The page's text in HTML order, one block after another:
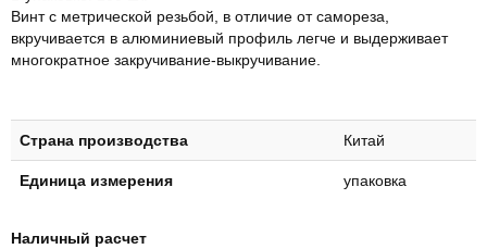
Винт с метрической резьбой, в отличие от самореза,
вкручивается в алюминиевый профиль легче и выдерживает
многократное закручивание-выкручивание.
Страна производства Китай
Единица измерения упаковка
Наличный расчет